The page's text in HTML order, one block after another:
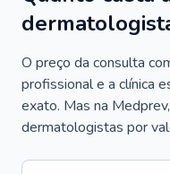
O preço da consulta
profissional e a clínica
exato. Mas na
dermatologistas por